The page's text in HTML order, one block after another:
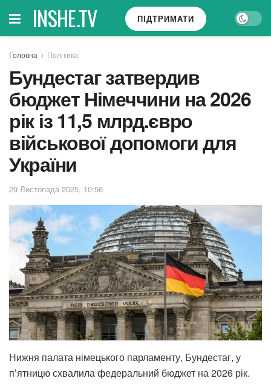
INSHE.TV ПІДТРИМАТИ
Головна Політика
Бундестаг затвердив
бюджет Німеччини на 2026
рік із 11,5 млрд.євро
військової допомоги для
України
29 Листопада 2025, 10:56
Нижня палата німецького парламенту, Бундестаг, у
п’ятницю схвалила федеральний бюджет на 2026 рік.